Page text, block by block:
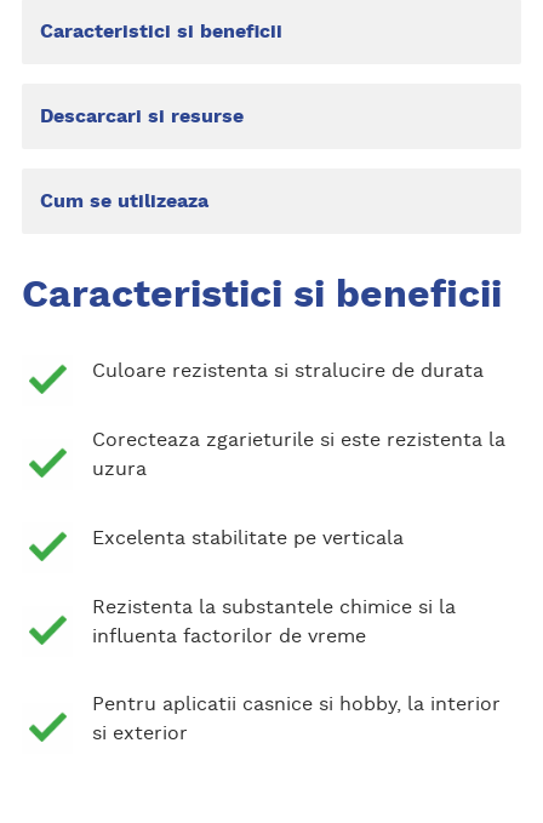
Caracteristici si beneficii
Descarcari si resurse
Cum se utilizeaza
Caracteristici si beneficii
Culoare rezistenta si stralucire de durata
Corecteaza zgarieturile si este rezistenta la
uzura
Excelenta stabilitate pe verticala
Rezistenta la substantele chimice si la
influenta factorilor de vreme
Pentru aplicatii casnice si hobby, la interior
si exterior